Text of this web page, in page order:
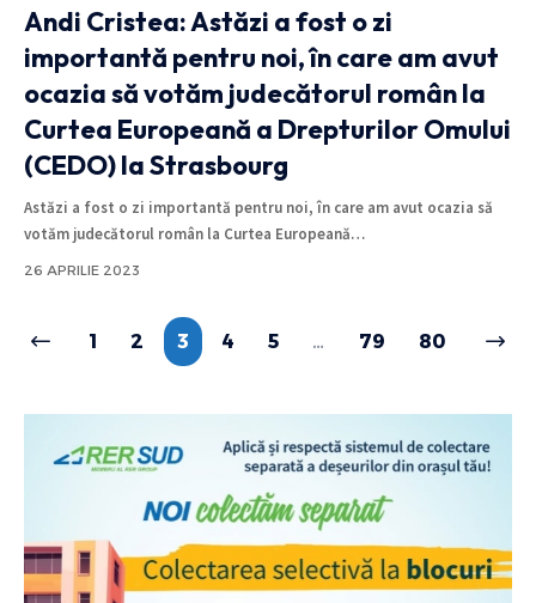
Andi Cristea: Astăzi a fost o zi
importantă pentru noi, în care am avut
ocazia să votăm judecătorul român la
Curtea Europeană a Drepturilor Omului
(CEDO) la Strasbourg
Astăzi a fost o zi importantă pentru noi, în care am avut ocazia să
votăm judecătorul român la Curtea Europeană…
26 APRILIE 2023
1 2 3 4 5 … 79 80